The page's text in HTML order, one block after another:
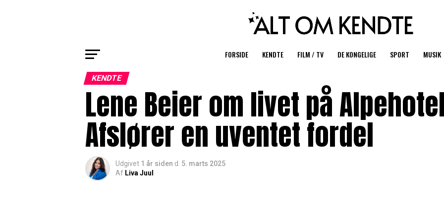
FORSIDE KENDTE FILM / TV DE KONGELIGE SPORT MUSIK
KENDTE
Lene Beier om livet på
Afslører en uventet fordel
Udgivet 1 år siden d. 5. marts 2025
Af Liva Juul